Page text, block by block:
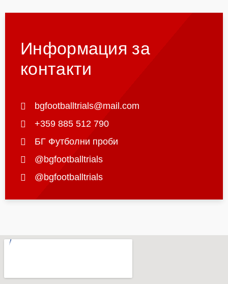
Информация за
контакти
bgfootballtrials@mail.com
+359 885 512 790
БГ Футболни проби
@bgfootballtrials
@bgfootballtrials